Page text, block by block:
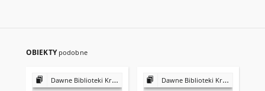
OBIEKTY podobne
Dawne Biblioteki Krakowa Dawne Biblioteki Krakowa